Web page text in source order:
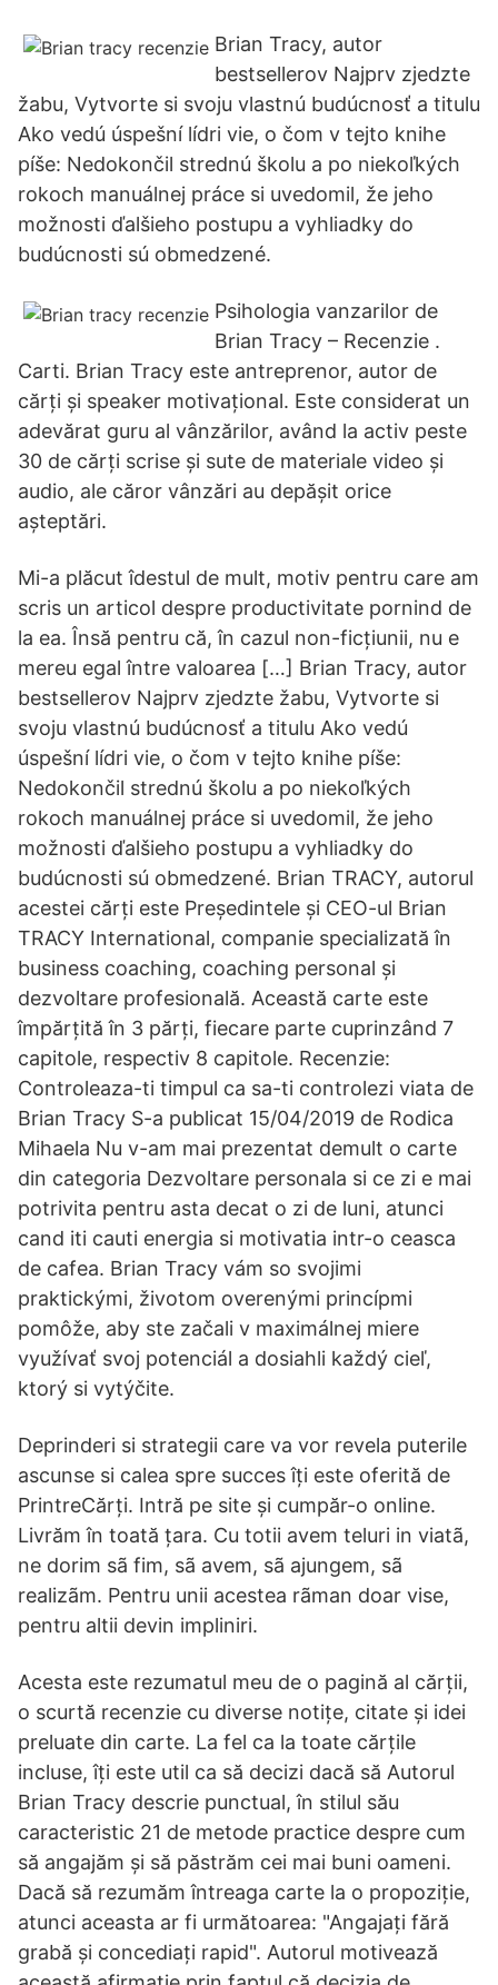
Brian Tracy, autor
bestsellerov Najprv zjedzte
žabu, Vytvorte si svoju vlastnú budúcnosť a titulu
Ako vedú úspešní lídri vie, o čom v tejto knihe
píše: Nedokončil strednú školu a po niekoľkých
rokoch manuálnej práce si uvedomil, že jeho
možnosti ďalšieho postupu a vyhliadky do
budúcnosti sú obmedzené.
Psihologia vanzarilor de
Brian Tracy – Recenzie .
Carti. Brian Tracy este antreprenor, autor de
cărți și speaker motivațional. Este considerat un
adevărat guru al vânzărilor, având la activ peste
30 de cărți scrise și sute de materiale video și
audio, ale căror vânzări au depășit orice
așteptări.
Mi-a plăcut îdestul de mult, motiv pentru care am
scris un articol despre productivitate pornind de
la ea. Însă pentru că, în cazul non-ficțiunii, nu e
mereu egal între valoarea […] Brian Tracy, autor
bestsellerov Najprv zjedzte žabu, Vytvorte si
svoju vlastnú budúcnosť a titulu Ako vedú
úspešní lídri vie, o čom v tejto knihe píše:
Nedokončil strednú školu a po niekoľkých
rokoch manuálnej práce si uvedomil, že jeho
možnosti ďalšieho postupu a vyhliadky do
budúcnosti sú obmedzené. Brian TRACY, autorul
acestei cărți este Președintele și CEO-ul Brian
TRACY International, companie specializată în
business coaching, coaching personal și
dezvoltare profesională. Această carte este
împărțită în 3 părți, fiecare parte cuprinzând 7
capitole, respectiv 8 capitole. Recenzie:
Controleaza-ti timpul ca sa-ti controlezi viata de
Brian Tracy S-a publicat 15/04/2019 de Rodica
Mihaela Nu v-am mai prezentat demult o carte
din categoria Dezvoltare personala si ce zi e mai
potrivita pentru asta decat o zi de luni, atunci
cand iti cauti energia si motivatia intr-o ceasca
de cafea. Brian Tracy vám so svojimi
praktickými, životom overenými princípmi
pomôže, aby ste začali v maximálnej miere
využívať svoj potenciál a dosiahli každý cieľ,
ktorý si vytýčite.
Deprinderi si strategii care va vor revela puterile
ascunse si calea spre succes îți este oferită de
PrintreCărți. Intră pe site și cumpăr-o online.
Livrăm în toată țara. Cu totii avem teluri in viatã,
ne dorim sã fim, sã avem, sã ajungem, sã
realizãm. Pentru unii acestea rãman doar vise,
pentru altii devin impliniri.
Acesta este rezumatul meu de o pagină al cărții,
o scurtă recenzie cu diverse notițe, citate și idei
preluate din carte. La fel ca la toate cărțile
incluse, îți este util ca să decizi dacă să Autorul
Brian Tracy descrie punctual, în stilul său
caracteristic 21 de metode practice despre cum
să angajăm și să păstrăm cei mai buni oameni.
Dacă să rezumăm întreaga carte la o propoziție,
atunci aceasta ar fi următoarea: "Angajați fără
grabă și concediați rapid". Autorul motivează